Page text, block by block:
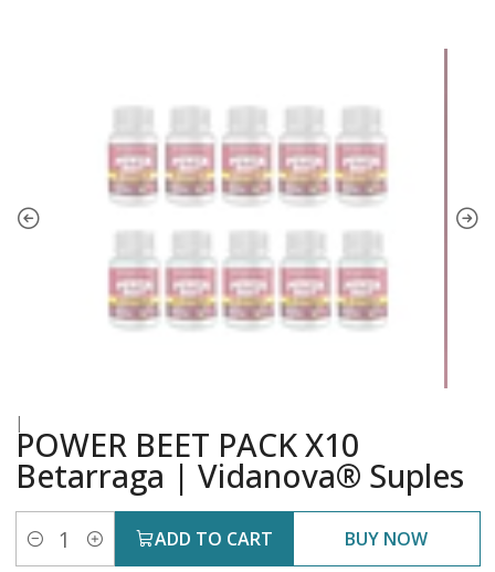
|
POWER BEET PACK X10
Betarraga | Vidanova® Suples
Quantity ADD TO CART BUY NOW